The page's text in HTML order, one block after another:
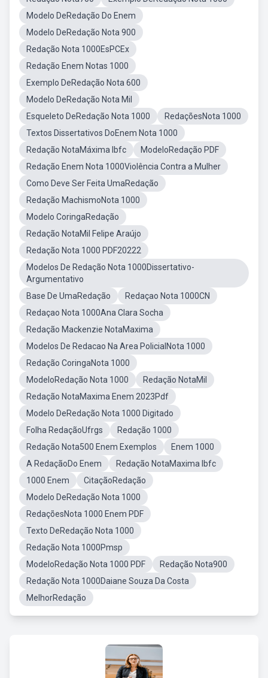
Modelo DeRedação Do Enem
Modelo DeRedação Nota 900
Redação Nota 1000EsPCEx
Redação Enem Notas 1000
Exemplo DeRedação Nota 600
Modelo DeRedação Nota Mil
Esqueleto DeRedação Nota 1000
RedaçõesNota 1000
Textos Dissertativos DoEnem Nota 1000
Redação NotaMáxima Ibfc
ModeloRedação PDF
Redação Enem Nota 1000Violência Contra a Mulher
Como Deve Ser Feita UmaRedação
Redação MachismoNota 1000
Modelo CoringaRedação
Redação NotaMil Felipe Araújo
Redação Nota 1000 PDF20222
Modelos De Redação Nota 1000Dissertativo-
Argumentativo
Base De UmaRedação
Redaçao Nota 1000CN
Redaçao Nota 1000Ana Clara Socha
Redação Mackenzie NotaMaxima
Modelos De Redacao Na Area PolicialNota 1000
Redação CoringaNota 1000
ModeloRedação Nota 1000
Redação NotaMil
Redação NotaMaxima Enem 2023Pdf
Modelo DeRedação Nota 1000 Digitado
Folha RedaçãoUfrgs
Redação 1000
Redação Nota500 Enem Exemplos
Enem 1000
A RedaçãoDo Enem
Redação NotaMaxima Ibfc
1000 Enem
CitaçãoRedação
Modelo DeRedação Nota 1000
RedaçõesNota 1000 Enem PDF
Texto DeRedação Nota 1000
Redação Nota 1000Pmsp
ModeloRedação Nota 1000 PDF
Redação Nota900
Redação Nota 1000Daiane Souza Da Costa
MelhorRedação